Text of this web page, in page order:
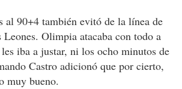
al 90+4 también evitó de la línea de
Olimpia atacaba con todo a
iba a justar, ni los ocho minutos de
Castro adicionó que por cierto,
muy bueno.